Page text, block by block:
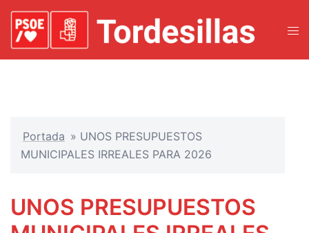
Portada » UNOS PRESUPUESTOS
MUNICIPALES IRREALES PARA 2026
UNOS PRESUPUESTOS